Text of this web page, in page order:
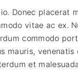
Donec placerat
vitae ac ex.
commodo
mauris, venenatis
et